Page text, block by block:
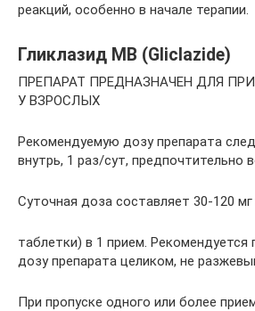
реакций, особенно в начале терапии.
Гликлазид МВ (Gliclazide)
ПРЕПАРАТ ПРЕДНАЗНАЧЕН ДЛЯ
У ВЗРОСЛЫХ
Рекомендуемую дозу препарата
внутрь, 1 раз/сут, предпочтительно
Суточная доза составляет 30-120
таблетки) в 1 прием. Рекомендуется
дозу препарата целиком, не
При пропуске одного или более